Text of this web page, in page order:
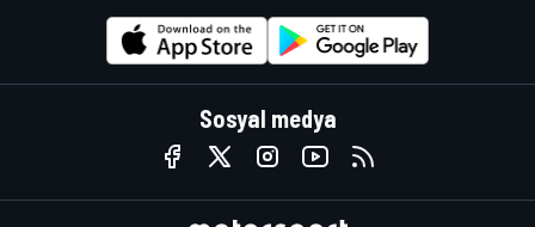
Sosyal medya